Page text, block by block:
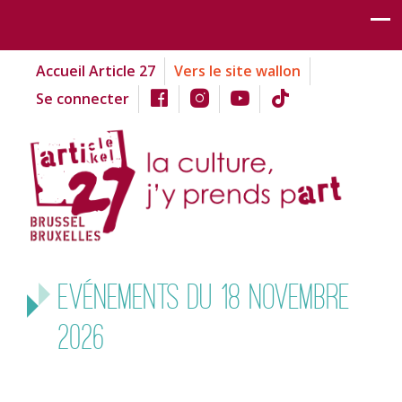
Accueil Article 27
Vers le site wallon
Se connecter
Evénements du 18 novembre
2026